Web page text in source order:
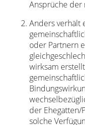
Ansprüche der
Anders verhält
oder Partnern
wirksam
der Ehegatten/
solche